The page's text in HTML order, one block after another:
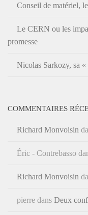
Conseil de matériel,
Le CERN ou les
promesse
Nicolas Sarkozy, sa
COMMENTAIRES
Richard Monvoisin
Éric - Contrebasso
Richard Monvoisin
pierre dans Deux